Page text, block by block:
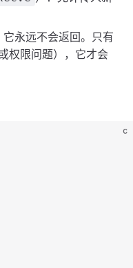
它永远不会返回。只有
权限问题），它才会
c